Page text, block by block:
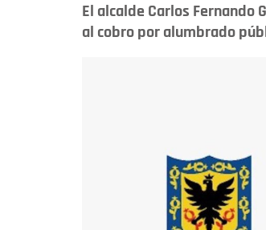
El alcalde Carlos
al cobro por alumbrado